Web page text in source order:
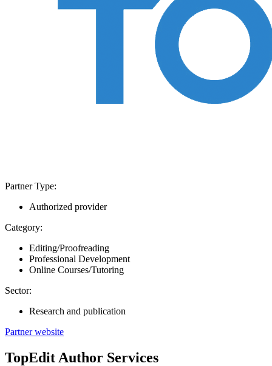
Partner Type:
Authorized provider
Category:
Editing/Proofreading
Professional Development
Online Courses/Tutoring
Sector:
Research and publication
Partner website
TopEdit Author Services